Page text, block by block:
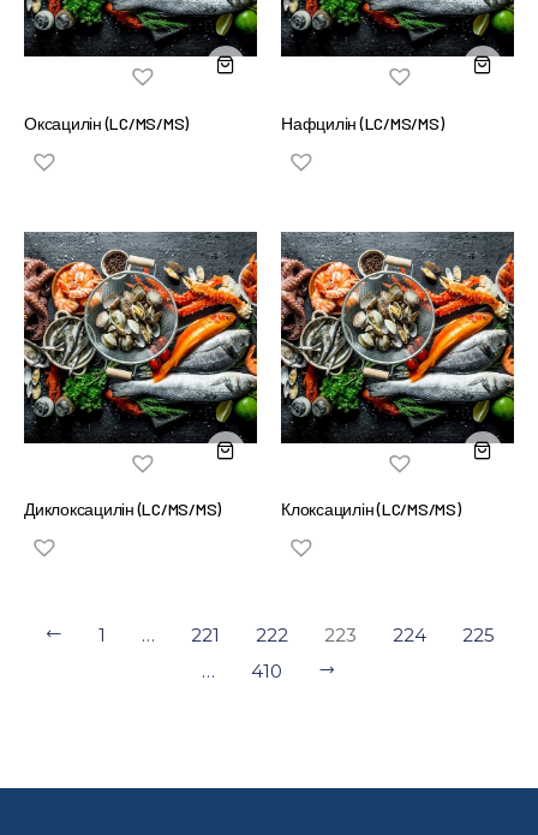
Оксацилін (LC/MS/MS) Нафцилін (LC/MS/MS)
Диклоксацилін (LC/MS/MS) Клоксацилін (LC/MS/MS)
1 … 221 222 223 224
225
…
410